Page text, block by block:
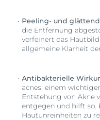
Peeling- und
die Entfernung
verfeinert das
allgemeine Klarheit
Antibakterielle
acnes, einem
Entstehung von Akne
entgegen und hilft so,
Hautunreinheiten zu